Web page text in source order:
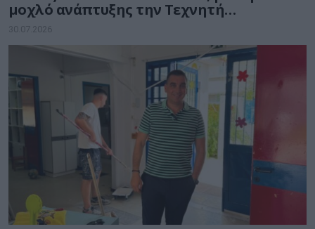
μοχλό ανάπτυξης την Τεχνητή
Νοημοσύνη
30.07.2026